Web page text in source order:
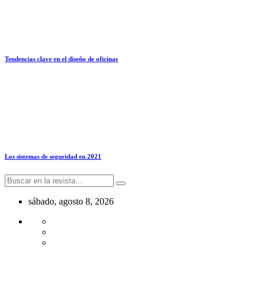
Tendencias clave en el diseño de oficinas
Los sistemas de seguridad en 2021
sábado, agosto 8, 2026